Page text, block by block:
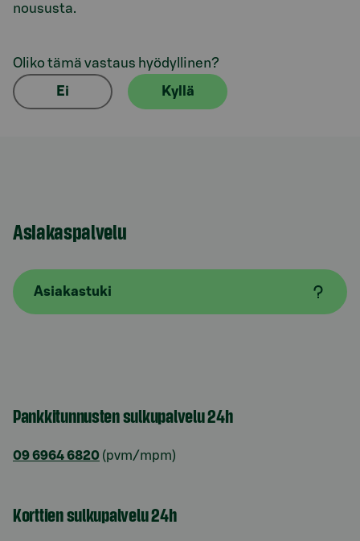
noususta.
Oliko tämä vastaus hyödyllinen?
Ei Kyllä
Asiakaspalvelu
Asiakastuki
Pankkitunnusten sulkupalvelu 24h
09 6964 6820 (pvm/mpm)
Korttien sulkupalvelu 24h